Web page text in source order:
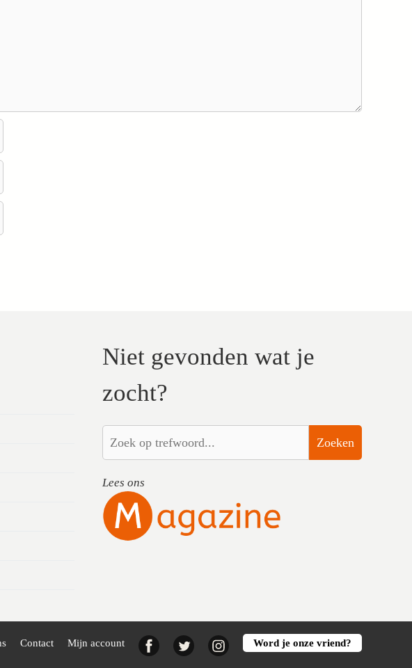
Niet gevonden wat je
zocht?
Zoeken
Lees ons
Contact Mijn account FacebookTwitter InstagramWord je onze vriend?